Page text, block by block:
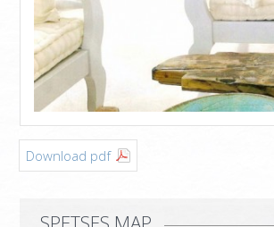
Download pdf